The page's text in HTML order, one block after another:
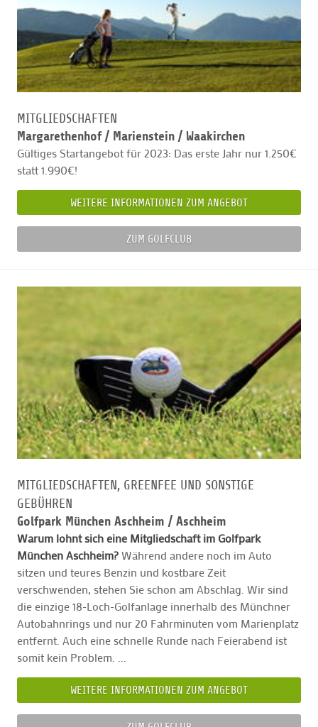
MITGLIEDSCHAFTEN
Margarethenhof / Marienstein / Waakirchen
Gültiges Startangebot für 2023: Das erste Jahr nur 1.250€
statt 1.990€!
WEITERE INFORMATIONEN ZUM ANGEBOT
ZUM GOLFCLUB
MITGLIEDSCHAFTEN, GREENFEE UND SONSTIGE
GEBÜHREN
Golfpark München Aschheim / Aschheim
Warum lohnt sich eine Mitgliedschaft im Golfpark
München Aschheim?Während andere noch im Auto
sitzen und teures Benzin und kostbare Zeit
verschwenden, stehen Sie schon am Abschlag. Wir sind
die einzige 18-Loch-Golfanlage innerhalb des Münchner
Autobahnrings und nur 20 Fahrminuten vom Marienplatz
entfernt. Auch eine schnelle Runde nach Feierabend ist
somit kein Problem. ...
WEITERE INFORMATIONEN ZUM ANGEBOT